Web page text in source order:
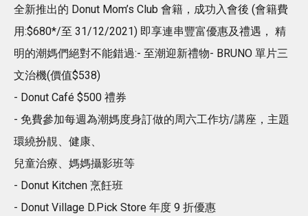
全新推出的 Donut Mom’s Club 會籍，成功入會後 (會籍費
用:$680*/至 31/12/2021) 即享連串豐富優惠及禮遇， 精
明的潮媽們絕對不能錯過:- 至潮迎新禮物- BRUNO 單片三
文治機(價值$538)
- Donut Café $500 禮券
- 免費參加每週為潮媽度身訂做的周六工作坊/講座，主題
環繞扮靚、健康、
兒童治療、媽媽攝影班等
- Donut Kitchen 烹飪班
- Donut Village D.Pick Store 年度 9 折優惠